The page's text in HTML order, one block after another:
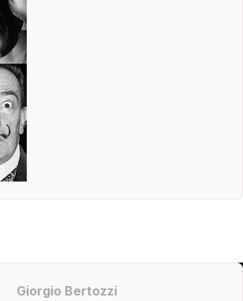
Giorgio Bertozzi